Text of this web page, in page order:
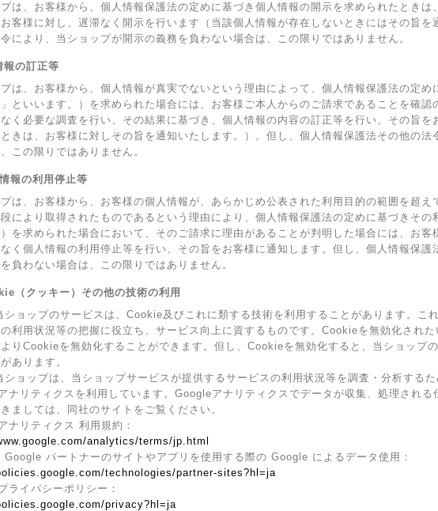
は、お客様から、個人情報保護法の定めに基づき個人情報の開示を求められたとき
客様に対し、遅滞なく開示を行います（当該個人情報が存在しないときにはその旨
により、当ショップが開示の義務を負わない場合は、この限りではありません。
の訂正等
は、お客様から、個人情報が真実でないという理由によって、個人情報保護法の定
」といいます。）を求められた場合には、お客様ご本人からのご請求であることを確
く必要な調査を行い、その結果に基づき、個人情報の内容の訂正等を行い、その旨
きは、お客様に対しその旨を通知いたします。）。但し、個人情報保護法その他の
この限りではありません。
報の利用停止等
は、お客様から、お客様の個人情報が、あらかじめ公表された利用目的の範囲を超
により取得されたものであるという理由により、個人情報保護法の定めに基づきそ
を求められた場合において、そのご請求に理由があることが判明した場合には、お
く個人情報の利用停止等を行い、その旨をお客様に通知します。但し、個人情報保
負わない場合は、この限りではありません。
（クッキー）その他の技術の利用
ショップのサービスは、Cookie及びこれに類する技術を利用することがあります。こ
利用状況等の把握に役立ち、サービス向上に資するものです。Cookieを無効化され
りCookieを無効化することができます。但し、Cookieを無効化すると、当ショップ
あります。
ショップは、当ショップサービスが提供するサービスの利用状況等を調査・分析する
ナリティクスを利用しています。Googleアナリティクスでデータが収集、処理され
ましては、同社のサイトをご覧ください。
ナリティクス 利用規約：
analytics/terms/jp.html
Google パートナーのサイトやアプリを使用する際の Google によるデータ使用：
technologies/partner-sites?hl=ja
ライバシーポリシー：
privacy?hl=ja